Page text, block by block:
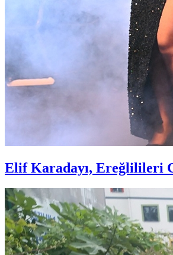
Elif Karadayı, Ereğlilileri